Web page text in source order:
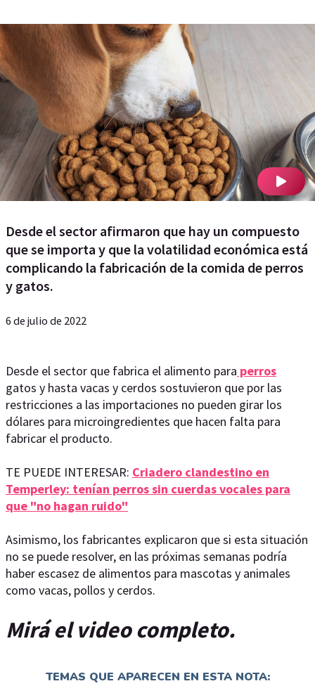
Desde el sector afirmaron que hay un compuesto
que se importa y que la volatilidad económica está
complicando la fabricación de la comida de perros
y gatos.
6 de julio de 2022
Desde el sector que fabrica el alimento para perros
gatos y hasta vacas y cerdos sostuvieron que por las
restricciones a las importaciones no pueden girar los
dólares para microingredientes que hacen falta para
fabricar el producto.
TE PUEDE INTERESAR: Criadero clandestino en
Temperley: tenían perros sin cuerdas vocales para
que "no hagan ruido"
Asimismo, los fabricantes explicaron que si esta situación
no se puede resolver, en las próximas semanas podría
haber escasez de alimentos para mascotas y animales
como vacas, pollos y cerdos.
Mirá el video completo.
TEMAS QUE APARECEN EN ESTA NOTA: